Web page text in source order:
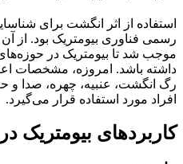
رسمی فناوری بیومتریک بود. از
موجب شد تا بیومتریک در
داشته باشد. امروزه، مشخصات
رگ انگشت، عنبیه، چهره، صدا و
افراد مورد استفاده قرار می‌گیرد.
کاربردهای بیومتریک